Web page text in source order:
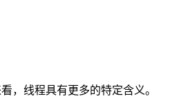
，线程具有更多的特定含义。